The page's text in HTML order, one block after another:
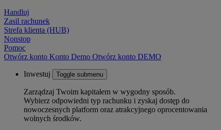
Handluj
Zasil rachunek
Strefa klienta (HUB)
Nonstop
Pomoc
Otwórz konto Konto Demo Otwórz konto DEMO
Inwestuj Toggle submenu
Zarządzaj Twoim kapitałem w wygodny sposób.
Wybierz odpowiedni typ rachunku i zyskaj dostęp do
nowoczesnych platform oraz atrakcyjnego oprocentowania
wolnych środków.